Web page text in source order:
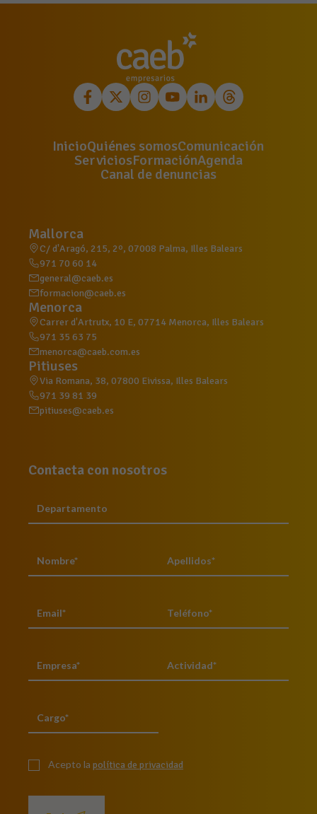
InicioQuiénes somosComunicación
ServiciosFormaciónAgenda
Canal de denuncias
Mallorca
C/ d'Aragó, 215, 2º, 07008 Palma, Illes Balears
971 70 60 14
general@caeb.es
formacion@caeb.es
Menorca
Carrer d'Artrutx, 10 E, 07714 Menorca, Illes Balears
971 35 63 75
menorca@caeb.com.es
Pitiuses
Via Romana, 38, 07800 Eivissa, Illes Balears
971 39 81 39
pitiuses@caeb.es
Contacta con nosotros
Acepto la política de privacidad